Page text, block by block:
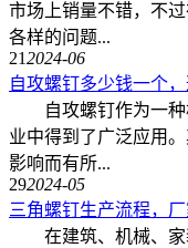
市场上销量不错，不
各样的问题...
212024-06
自攻螺钉多少钱一个
自攻螺钉作为一种
业中得到了广泛应用
影响而有所...
292024-05
三角螺钉生产流程，厂
在建筑、机械、家